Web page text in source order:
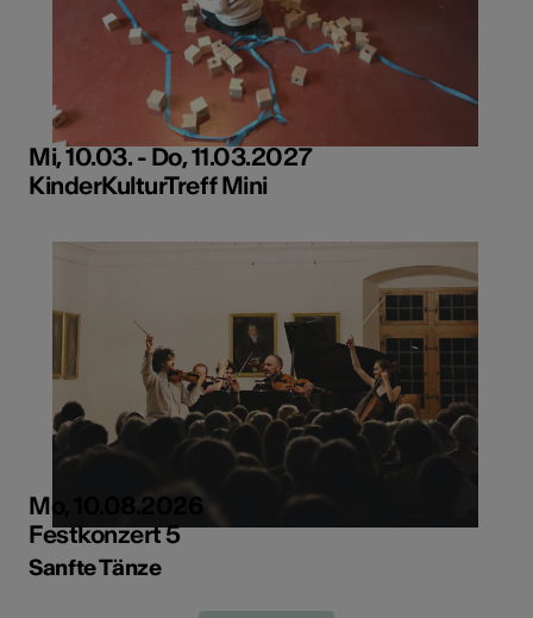
Mi, 10.03. - Do, 11.03.2027
KinderKulturTreff Mini
Mo, 10.08.2026
Festkonzert 5
Sanfte Tänze